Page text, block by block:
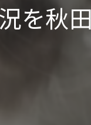
特殊清掃
を秋